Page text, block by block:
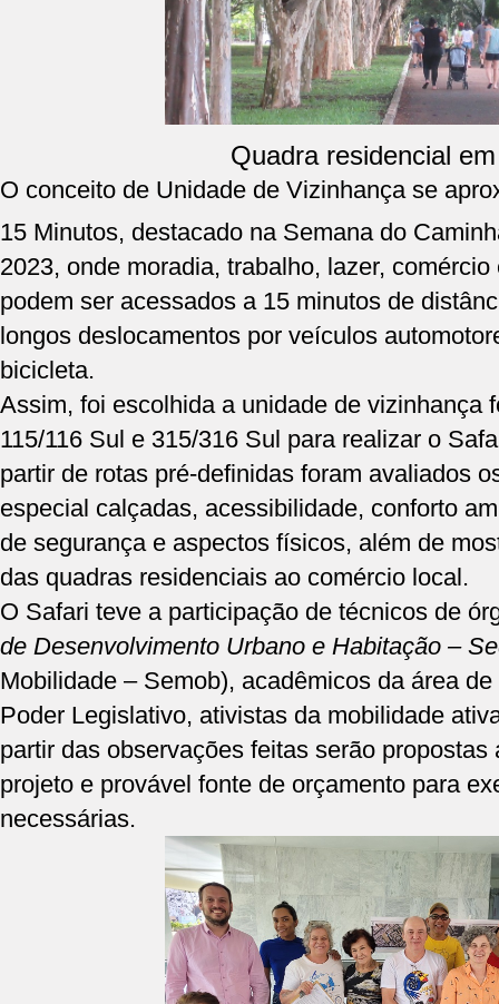
Quadra residencial
O conceito de Unidade de Vizinhança se
15 Minutos, destacado na Semana do
2023, onde moradia, trabalho, lazer,
podem ser acessados a 15 minutos de
longos deslocamentos por veículos
bicicleta.
Assim, foi escolhida a unidade de vizinhança
115/116 Sul e 315/316 Sul para realizar o
partir de rotas pré-definidas foram avaliados
especial calçadas, acessibilidade, conforto
de segurança e aspectos físicos, além de
das quadras residenciais ao comércio local.
O Safari teve a participação de técnicos de
de Desenvolvimento Urbano e Habitação –
Mobilidade – Semob), acadêmicos da área
Poder Legislativo, ativistas da mobilidade
partir das observações feitas serão
projeto e provável fonte de orçamento para
necessárias.